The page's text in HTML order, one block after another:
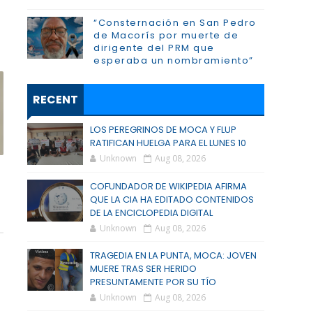
“Consternación en San Pedro
de Macorís por muerte de
dirigente del PRM que
esperaba un nombramiento”
RECENT
LOS PEREGRINOS DE MOCA Y FLUP
RATIFICAN HUELGA PARA EL LUNES 10
Unknown Aug 08, 2026
COFUNDADOR DE WIKIPEDIA AFIRMA
QUE LA CIA HA EDITADO CONTENIDOS
DE LA ENCICLOPEDIA DIGITAL
Unknown Aug 08, 2026
TRAGEDIA EN LA PUNTA, MOCA: JOVEN
MUERE TRAS SER HERIDO
PRESUNTAMENTE POR SU TÍO
Unknown Aug 08, 2026